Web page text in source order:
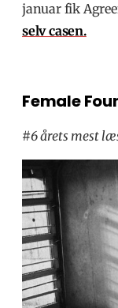
januar fik
selv casen.
Female
#6 årets mest